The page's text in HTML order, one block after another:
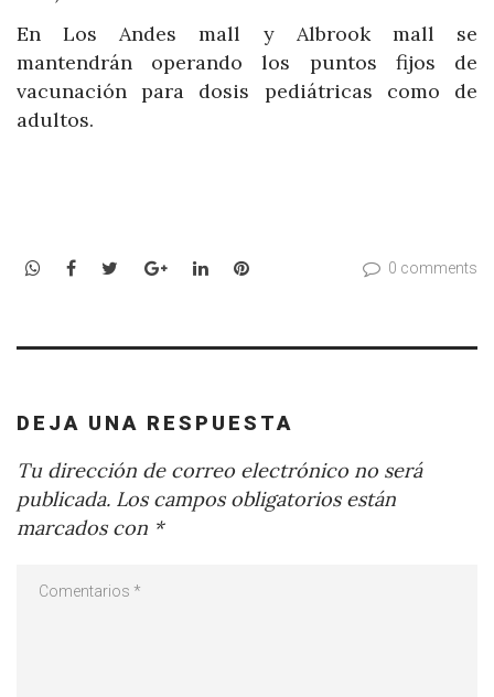
En Los Andes mall y Albrook mall se
mantendrán operando los puntos fijos de
vacunación para dosis pediátricas como de
adultos.
WhatsApp
Facebook
TwitterGoogle+LinkedInPinterest 0 comments
DEJA UNA RESPUESTA
Tu dirección de correo electrónico no será
publicada. Los campos obligatorios están
marcados con *